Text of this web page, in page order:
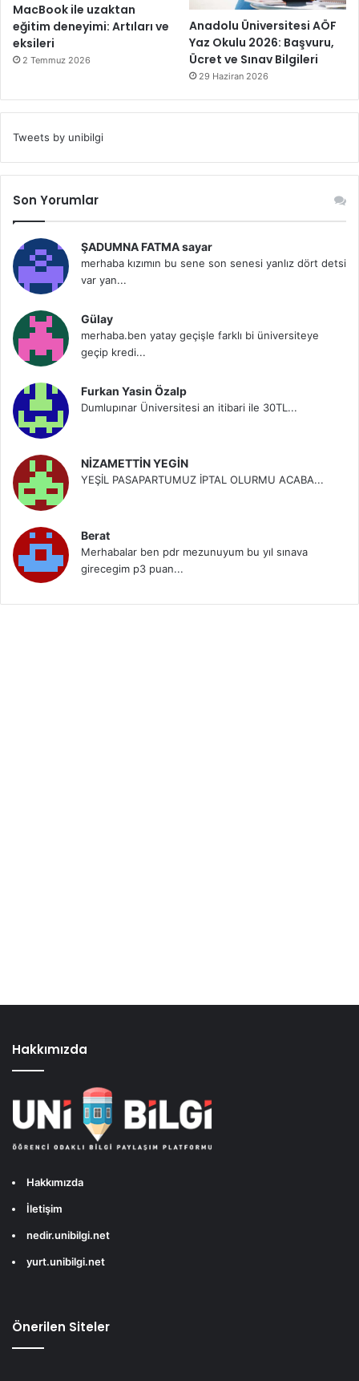
MacBook ile uzaktan
eğitim deneyimi: Artıları ve
eksileri
2 Temmuz 2026
Anadolu Üniversitesi AÖF
Yaz Okulu 2026: Başvuru,
Ücret ve Sınav Bilgileri
29 Haziran 2026
Tweets by unibilgi
Son Yorumlar
ŞADUMNA FATMA sayar
merhaba kızımın bu sene son senesi yanlız dört detsi
var yan...
Gülay
merhaba.ben yatay geçişle farklı bi üniversiteye
geçip kredi...
Furkan Yasin Özalp
Dumlupınar Üniversitesi an itibari ile 30TL...
NİZAMETTİN YEGİN
YEŞİL PASAPARTUMUZ İPTAL OLURMU ACABA...
Berat
Merhabalar ben pdr mezunuyum bu yıl sınava
girecegim p3 puan...
Hakkımızda
Hakkımızda
İletişim
nedir.unibilgi.net
yurt.unibilgi.net
Önerilen Siteler